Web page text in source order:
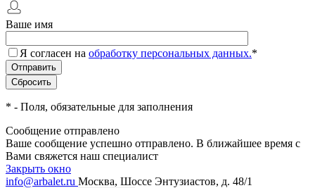
Ваше имя
Я согласен на обработку персональных данных.*
* - Поля, обязательные для заполнения
Сообщение отправлено
Ваше сообщение успешно отправлено. В ближайшее время с
Вами свяжется наш специалист
Закрыть окно
info@arbalet.ru Москва, Шоссе Энтузиастов, д. 48/1